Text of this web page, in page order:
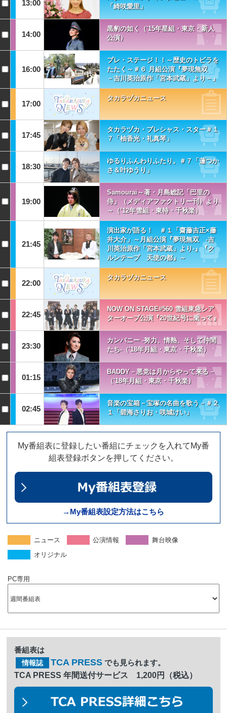
13:00
「綺咲愛里」
14:00
黒豹の如く（'15年星組・東京・新人
公演）
16:00
プレ・ステージ！！～歴史のトビラを
たたく～＃６ 月組公演『夢現無双
－吉川英治原作「宮本武蔵」より－』
17:00
タカラヅカニュース
17:45
タカラヅカ・プレシャス・スター＃１
７「柚香光・礼真琴」
18:30
ゆるりふんわりふたり。＃７「蓮つか
さ＆叶ゆうり」
19:00
Samourai～著・月島総記「巴里の
侍」（メディアファクトリー刊）より
～（’12年雪組・東特・千秋楽）
21:45
演出家が語る！ ＃１「齋藤吉正×藤
井大介」～月組公演『夢現無双 -吉
川英治原作「宮本武蔵」より-』『ク
ルンテープ 天使の都』～
22:00
タカラヅカニュース
22:45
NOW ON STAGE#560 雪組東急シア
ターオーブ公演『20世紀号に乗って』
23:30
カンパニー -努力、情熱、そして仲間
たち-（'18年月組・東京・千秋楽）
01:15
BADDY－悪党は月からやって来る－
（'18年月組・東京・千秋楽）
02:45
音楽の宝箱－宝塚の名曲を歌う－＃２
１「碧海さりお・咲城けい」
My番組表に登録したい番組にチェックを入れてMy番
組表登録ボタンを押してください。
→My番組表設定方法はこちら
ニュース 公演情報
舞台映像
オリジナル
PC専用
番組表は
情報誌 TCA PRESS でも見られます。
TCA PRESS 年間送付サービス 1,200円（税込）